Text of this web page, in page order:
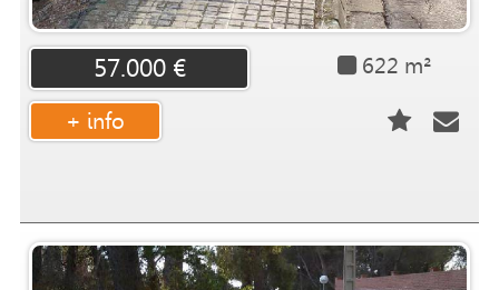
57.000 € 622 m²
+ info